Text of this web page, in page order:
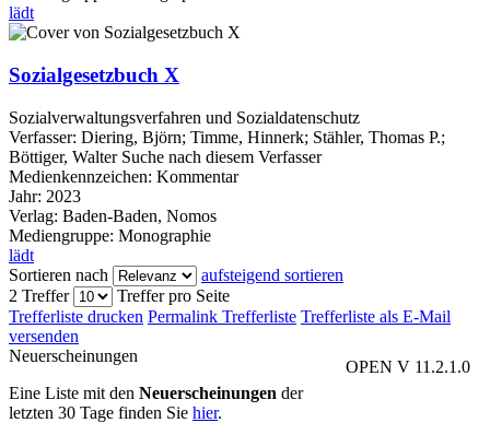
lädt
Sozialgesetzbuch X
Sozialverwaltungsverfahren und Sozialdatenschutz
Verfasser: Diering, Björn; Timme, Hinnerk; Stähler, Thomas P.;
Böttiger, Walter Suche nach diesem Verfasser
Medienkennzeichen: Kommentar
Jahr: 2023
Verlag: Baden-Baden, Nomos
Mediengruppe: Monographie
lädt
Sortieren nach
aufsteigend sortieren
2 Treffer
Treffer pro Seite
Trefferliste drucken Permalink Trefferliste Trefferliste als E-Mail
versenden
OPEN V 11.2.1.0
Neuerscheinungen
Eine Liste mit den Neuerscheinungen der
letzten 30 Tage finden Sie hier.